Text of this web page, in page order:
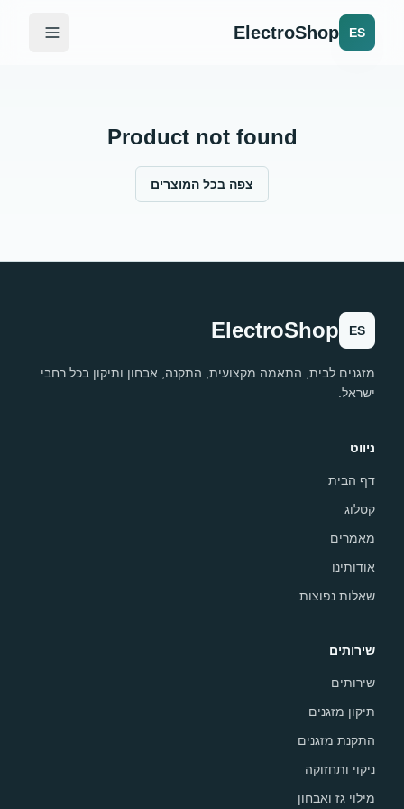
ES
ElectroShop
Product not found
צפה בכל המוצרים
ES
ElectroShop
מזגנים לבית, התאמה מקצועית, התקנה, אבחון ותיקון בכל רחבי
ישראל.
ניווט
דף הבית
קטלוג
מאמרים
אודותינו
שאלות נפוצות
שירותים
שירותים
תיקון מזגנים
התקנת מזגנים
ניקוי ותחזוקה
מילוי גז ואבחון